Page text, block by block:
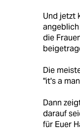
Und jetzt
die
Die
"it's a
Dann
darauf
für Euer